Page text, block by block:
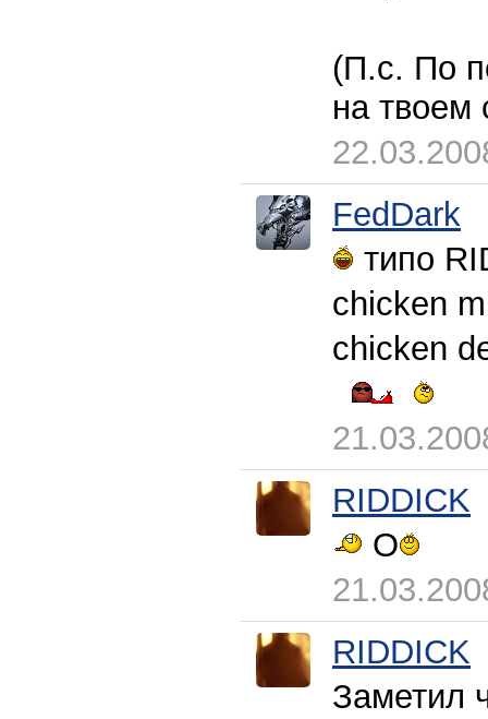
(П.с. По
на твоем
FedDark
типо
chicken
chicken
RIDDICK
O
RIDDICK
Заметил